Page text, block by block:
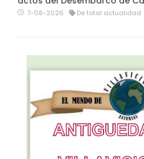
7-08-2026 De total actualidad